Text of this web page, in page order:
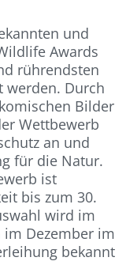
und
Awards
rührendsten
werden. Durch
Bilder
Wettbewerb
an und
für die Natur.
ist
bis zum 30.
wird im
Dezember im
bekannt